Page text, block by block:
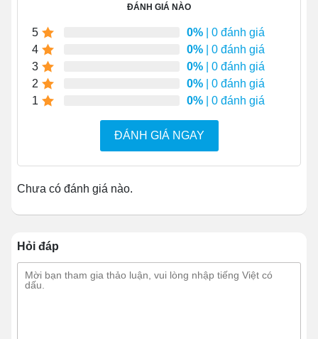
Đặc biệt nếu người bán kinh doanh tại khu vực như
trường học, công viên có nhiều đối thủ cạnh tranh thì xe
ĐÁNH GIÁ NÀO
5 0% | 0 đánh giá
4
0% | 0 đánh giá
3
0% | 0 đánh giá
2
0% | 0 đánh giá
1
0% | 0 đánh giá
ĐÁNH GIÁ NGAY
Chưa có đánh giá nào.
Hỏi đáp